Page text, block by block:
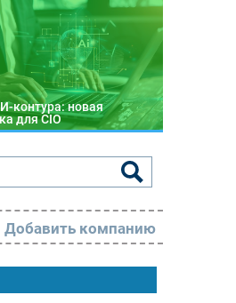
контура: новая
для CIO
Добавить компанию